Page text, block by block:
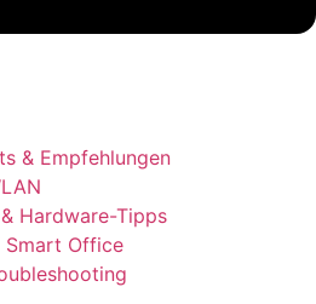
& Empfehlungen
Hardware-Tipps
Smart Office